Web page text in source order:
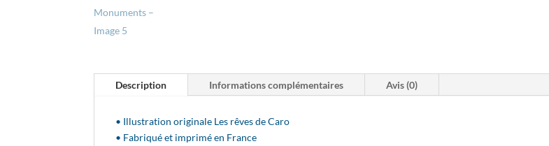
Description Informations complémentaires Avis (0)
• Illustration originale Les rêves de Caro
• Fabriqué et imprimé en France